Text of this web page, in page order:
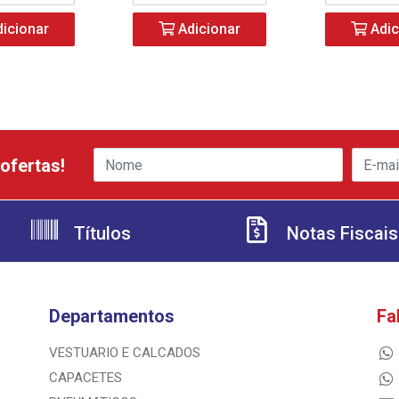
Adicionar
Títulos Notas Fiscais
Departamentos
VESTUARIO E CALCADOS
CAPACETES